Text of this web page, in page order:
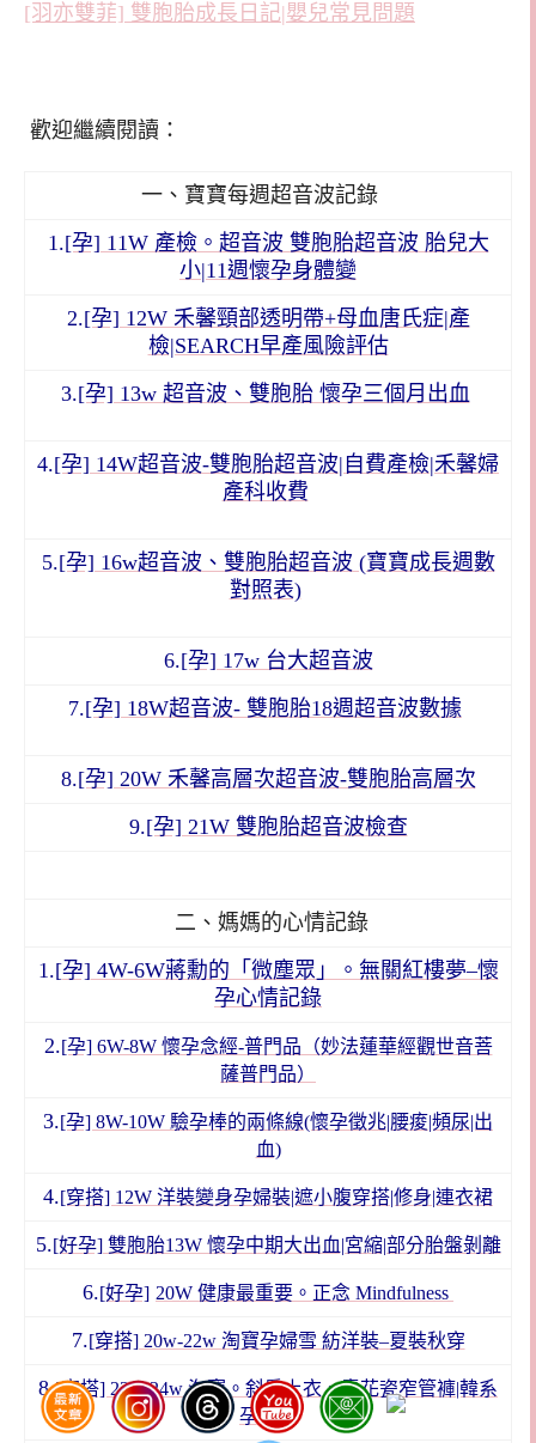
[羽亦雙菲] 雙胞胎成長日記|嬰兒常見問題
歡迎繼續閱讀：
一、寶寶每週超音波記錄
1.[孕] 11W 產檢。超音波 雙胞胎超音波 胎兒大
小|11週懷孕身體變
2.[孕] 12W 禾馨頸部透明帶+母血唐氏症|產
檢|SEARCH早產風險評估
3.[孕] 13w 超音波、雙胞胎 懷孕三個月出血
4.[孕] 14W超音波-雙胞胎超音波|自費產檢|禾馨婦
產科收費
5.[孕] 16w超音波、雙胞胎超音波 (寶寶成長週數
對照表)
6.[孕] 17w 台大超音波
7.[孕] 18W超音波- 雙胞胎18週超音波數據
8.[孕] 20W 禾馨高層次超音波-雙胞胎高層次
9.[孕] 21W 雙胞胎超音波檢查
二、媽媽的心情記錄
1.[孕] 4W-6W蔣勳的「微塵眾」。無關紅樓夢–懷
孕心情記錄
2.[孕] 6W-8W 懷孕念經-普門品（妙法蓮華經觀世音菩
薩普門品）
3.[孕] 8W-10W 驗孕棒的兩條線(懷孕徵兆|腰痠|頻尿|出
血)
4.[穿搭] 12W 洋裝變身孕婦裝|遮小腹穿搭|修身|連衣裙
5.[好孕] 雙胞胎13W 懷孕中期大出血|宮縮|部分胎盤剝離
6.[好孕] 20W 健康最重要。正念 Mindfulness
7.[穿搭] 20w-22w 淘寶孕婦雪 紡洋裝–夏裝秋穿
8.[穿搭] 22w-24w 淘寶。斜肩上衣、青花瓷窄管褲|韓系
孕婦裝